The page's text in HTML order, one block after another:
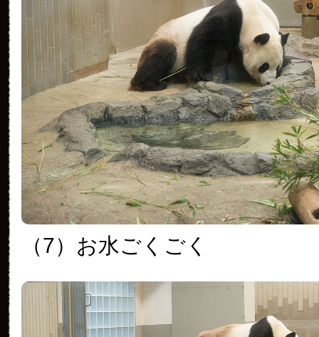
（7）お水ごくごく